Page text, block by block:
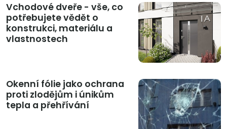
Vchodové dveře - vše, co
potřebujete vědět o
konstrukci, materiálu a
vlastnostech
Okenní fólie jako ochrana
proti zlodějům i únikům
tepla a přehřívání